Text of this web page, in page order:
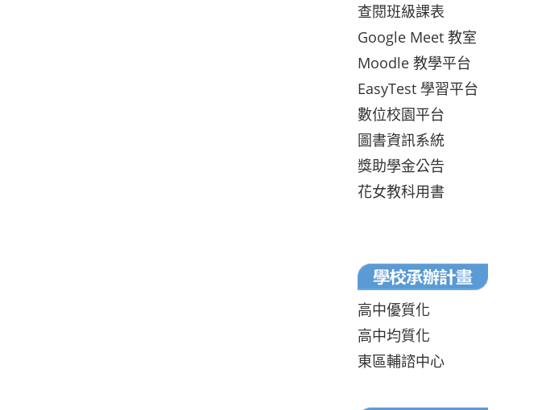
查閱班級課表
Google Meet 教室
Moodle 教學平台
EasyTest 學習平台
數位校園平台
圖書資訊系統
獎助學金公告
花女教科用書
高中優質化
高中均質化
東區輔諮中心